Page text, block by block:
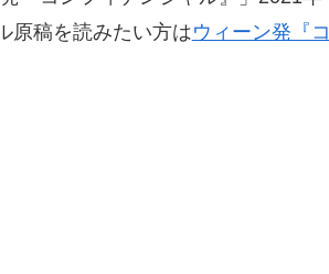
原稿を読みたい方はウィーン発『コ